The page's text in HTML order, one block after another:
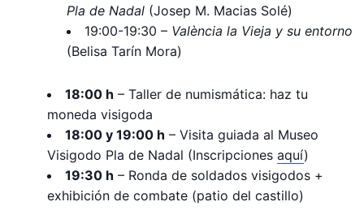
Pla de Nadal (Josep M. Macias Solé)
19:00-19:30 – València la Vieja y su entorno
(Belisa Tarín Mora)
18:00 h – Taller de numismática: haz tu
moneda visigoda
18:00 y 19:00 h – Visita guiada al Museo
Visigodo Pla de Nadal (Inscripciones aquí)
19:30 h – Ronda de soldados visigodos +
exhibición de combate (patio del castillo)